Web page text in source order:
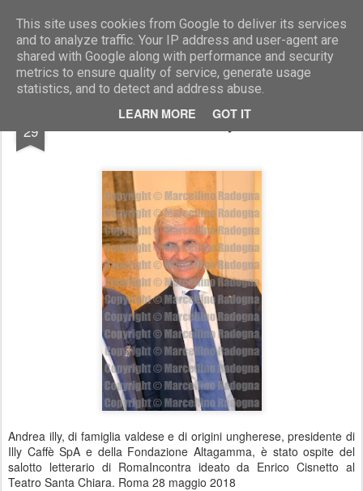
This site uses cookies from Google to deliver its services
and to analyze traffic. Your IP address and user-agent are
shared with Google along with performance and security
metrics to ensure quality of service, generate usage
statistics, and to detect and address abuse.
LEARN MORE GOT IT
Marcellino Radogna - Fotonotizie per la stampa
29 Andre Illy
Andrea illy, di famiglia valdese e di origini ungherese, presidente di
Illy Caffè SpA e della Fondazione Altagamma, è stato ospite del
salotto letterario di RomaIncontra ideato da Enrico Cisnetto al
Teatro Santa Chiara. Roma 28 maggio 2018